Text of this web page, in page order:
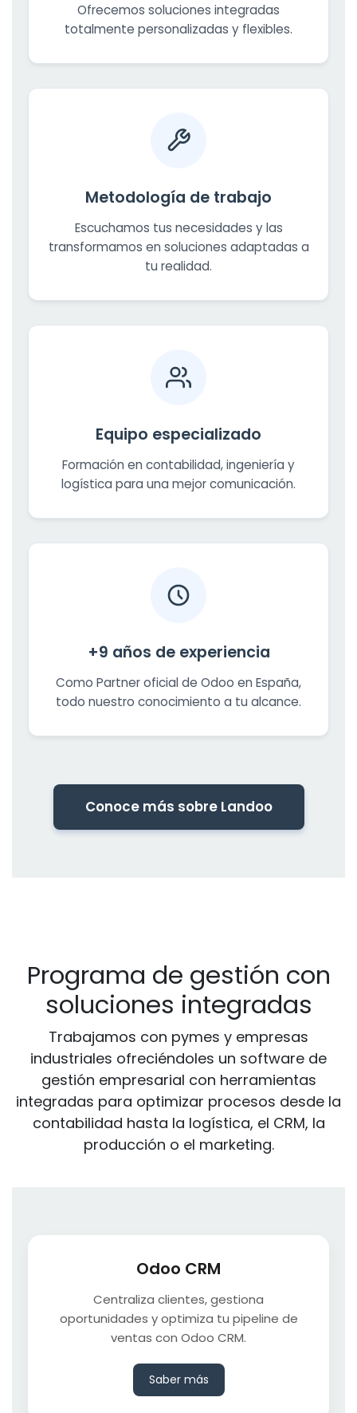
Ofrecemos soluciones integradas
totalmente personalizadas y flexibles.
Metodología de trabajo
Escuchamos tus necesidades y las
transformamos en soluciones adaptadas a
tu realidad.
Equipo especializado
Formación en contabilidad, ingeniería y
logística para una mejor comunicación.
+9 años de experiencia
Como Partner oficial de Odoo en España,
todo nuestro conocimiento a tu alcance.
Conoce más sobre Landoo
Programa de gestión con
soluciones integradas
Trabajamos con pymes y empresas
industriales ofreciéndoles un software de
gestión empresarial con herramientas
integradas para optimizar procesos desde la
contabilidad hasta la logística, el CRM, la
producción o el marketing.
Odoo CRM
Centraliza clientes, gestiona
oportunidades y optimiza tu pipeline de
ventas con Odoo CRM.
Saber más